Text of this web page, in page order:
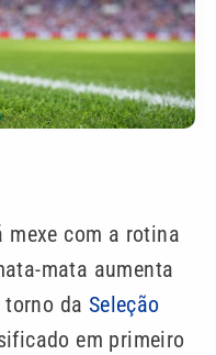
mexe com a rotina
mata aumenta
da Seleção
em primeiro